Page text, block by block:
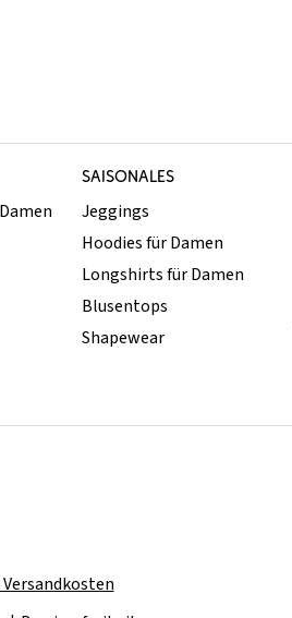
SAISONALES
Jeggings
Hoodies für Damen
Longshirts für Damen
Blusentops
Shapewear
Versandkosten